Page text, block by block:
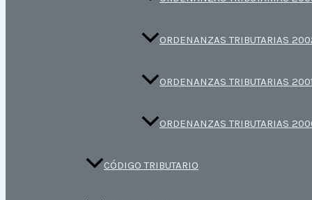
ORDENANZAS TRIBUTARIAS
ORDENANZAS TRIBUTARIAS 2001
ORDENANZAS TRIBUTARIAS
CÓDIGO TRIBUTARIO